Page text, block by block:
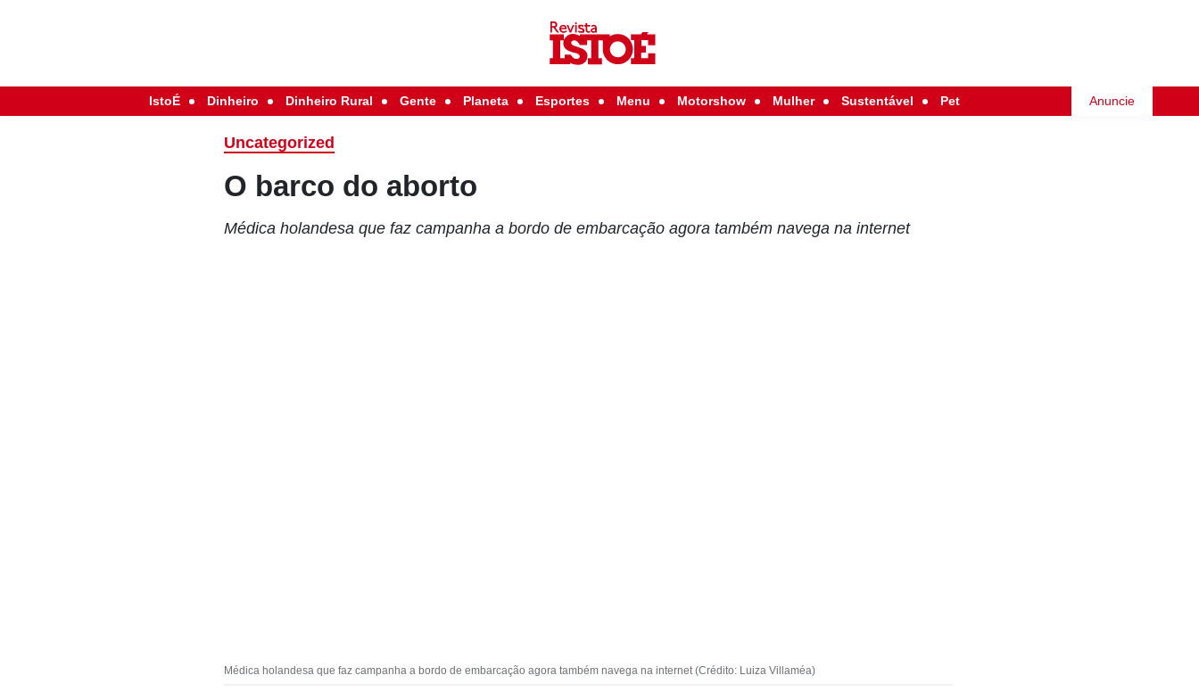
IstoÉ Dinheiro Dinheiro Rural Gente Planeta Esportes Menu Motorshow Mulher Sustentável Pet Anuncie
Uncategorized
O barco do aborto
Médica holandesa que faz campanha a bordo de embarcação agora também navega na internet
Médica holandesa que faz campanha a bordo de embarcação agora também navega na internet (Crédito: Luiza Villaméa)